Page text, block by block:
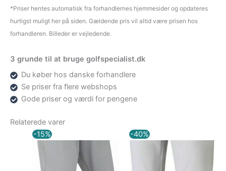
*Priser hentes automatisk fra forhandlernes hjemmesider og opdateres
hurtigst muligt her på siden. Gældende pris vil altid være prisen hos
forhandleren. Billeder er vejledende.
3 grunde til at bruge golfspecialist.dk
Du køber hos danske forhandlere
Se priser fra flere webshops
Gode priser og værdi for pengene
Relaterede varer
-15%
oprindelige
var:
749,00 kr..
aktuelle
pris
er:
636,65 kr..
-40%
oprindelige
var:
579,00 kr..
er: